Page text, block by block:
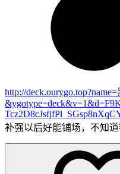
http://
补强以后好能铺场，不知